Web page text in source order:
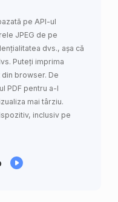
pe API-ul
JPEG de pe
dvs., așa că
Puteți imprima
browser. De
PDF pentru a-l
mai târziu.
inclusiv pe